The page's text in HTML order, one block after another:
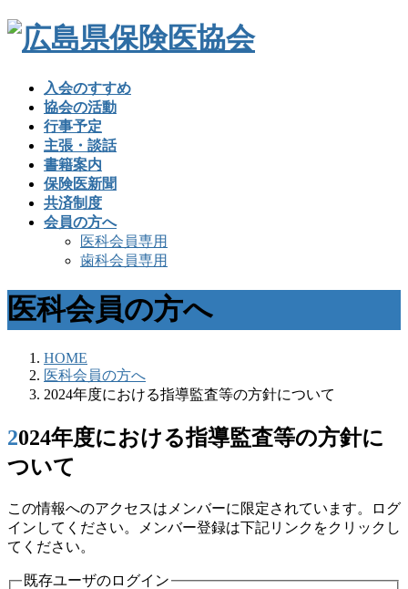
入会のすすめ
協会の活動
行事予定
主張・談話
書籍案内
保険医新聞
共済制度
会員の方へ
医科会員専用
歯科会員専用
医科会員の方へ
HOME
医科会員の方へ
2024年度における指導監査等の方針について
2024年度における指導監査等の方針に
ついて
この情報へのアクセスはメンバーに限定されています。ログ
インしてください。メンバー登録は下記リンクをクリックし
てください。
既存ユーザのログイン